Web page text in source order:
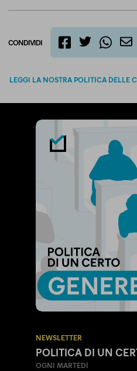
CONDIVIDI
LEGGI LA NOSTRA POLITICA DELLE
NEWSLETTER
POLITICA DI UN
OGNI MARTEDÌ